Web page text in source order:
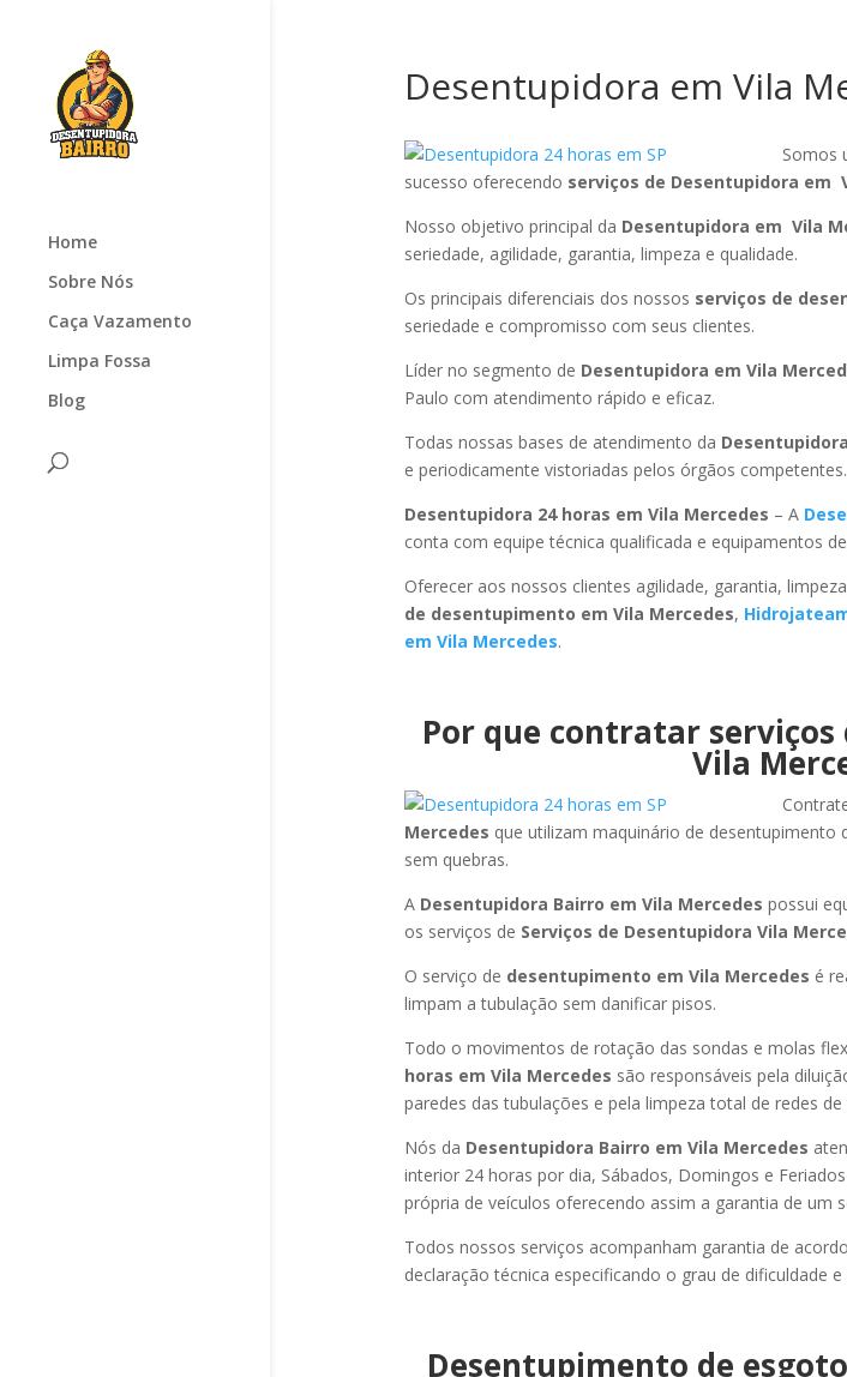
Home
Sobre Nós
Caça Vazamento
Limpa Fossa
Blog
Desentupidora em Vila
Somos
sucesso oferecendo serviços de Desentupidora em
Nosso objetivo principal da Desentupidora em Vila
seriedade, agilidade, garantia, limpeza e qualidade.
Os principais diferenciais dos nossos serviços de
seriedade e compromisso com seus clientes.
Líder no segmento de Desentupidora em Vila
Paulo com atendimento rápido e eficaz.
Todas nossas bases de atendimento da
e periodicamente vistoriadas pelos órgãos competentes.
Desentupidora 24 horas em Vila Mercedes – A
conta com equipe técnica qualificada e equipamentos
Oferecer aos nossos clientes agilidade, garantia,
de desentupimento em Vila Mercedes,
em Vila Mercedes.
Por que contratar
Vila
Mercedes que utilizam maquinário de
sem quebras.
A Desentupidora Bairro em Vila Mercedes possui
os serviços de Serviços de Desentupidora Vila
O serviço de desentupimento em Vila Mercedes é
limpam a tubulação sem danificar pisos.
Todo o movimentos de rotação das sondas e molas
horas em Vila Mercedes são responsáveis pela
paredes das tubulações e pela limpeza total de redes
Nós da Desentupidora Bairro em Vila Mercedes
interior 24 horas por dia, Sábados, Domingos e
própria de veículos oferecendo assim a garantia de um
Todos nossos serviços acompanham garantia de
declaração técnica especificando o grau de dificuldade
Desentupimento de